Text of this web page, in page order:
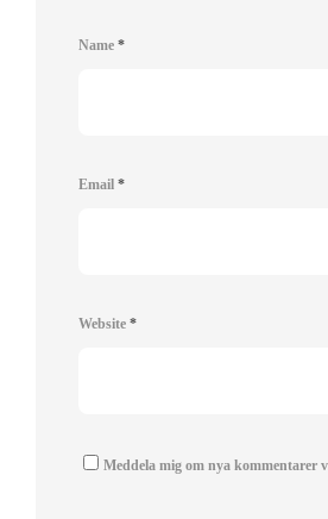
Name *
Email *
Website *
Meddela mig om nya kommentarer